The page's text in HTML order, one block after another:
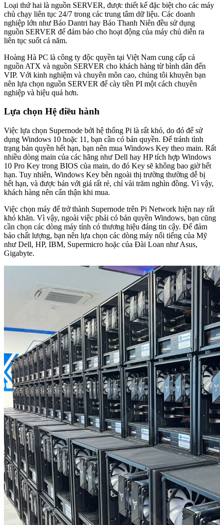
Loại thứ hai là nguồn SERVER, được thiết kế đặc biệt cho các máy
chủ chạy liên tục 24/7 trong các trung tâm dữ liệu. Các doanh
nghiệp lớn như Báo Dantri hay Báo Thanh Niên đều sử dụng
nguồn SERVER để đảm bảo cho hoạt động của máy chủ diễn ra
liên tục suốt cả năm.
Hoàng Hà PC là công ty độc quyền tại Việt Nam cung cấp cả
nguồn ATX và nguồn SERVER cho khách hàng từ bình dân đến
VIP. Với kinh nghiệm và chuyên môn cao, chúng tôi khuyên bạn
nên lựa chọn nguồn SERVER để cày tiền PI một cách chuyên
nghiệp và hiệu quả hơn.
Lựa chọn Hệ điều hành
Việc lựa chọn Supernode bởi hệ thống Pi là rất khó, do đó để sử
dụng Windows 10 hoặc 11, bạn cần có bản quyền. Để tránh tình
trạng bản quyền hết hạn, bạn nên mua Windows Key theo main. Rất
nhiều dòng main của các hãng như Dell hay HP tích hợp Windows
10 Pro Key trong BIOS của main, do đó Key sẽ không bao giờ hết
hạn. Tuy nhiên, Windows Key bên ngoài thị trường thường dễ bị
hết hạn, và được bán với giá rất rẻ, chỉ vài trăm nghìn đồng. Vì vậy,
khách hàng nên cẩn thận khi mua.
Việc chọn máy để trở thành Supernode trên Pi Network hiện nay rất
khó khăn. Vì vậy, ngoài việc phải có bản quyền Windows, bạn cũng
cần chọn các dòng máy tính có thương hiệu đáng tin cậy. Để đảm
bảo chất lượng, bạn nên lựa chọn các dòng máy nổi tiếng của Mỹ
như Dell, HP, IBM, Supermicro hoặc của Đài Loan như Asus,
Gigabyte.